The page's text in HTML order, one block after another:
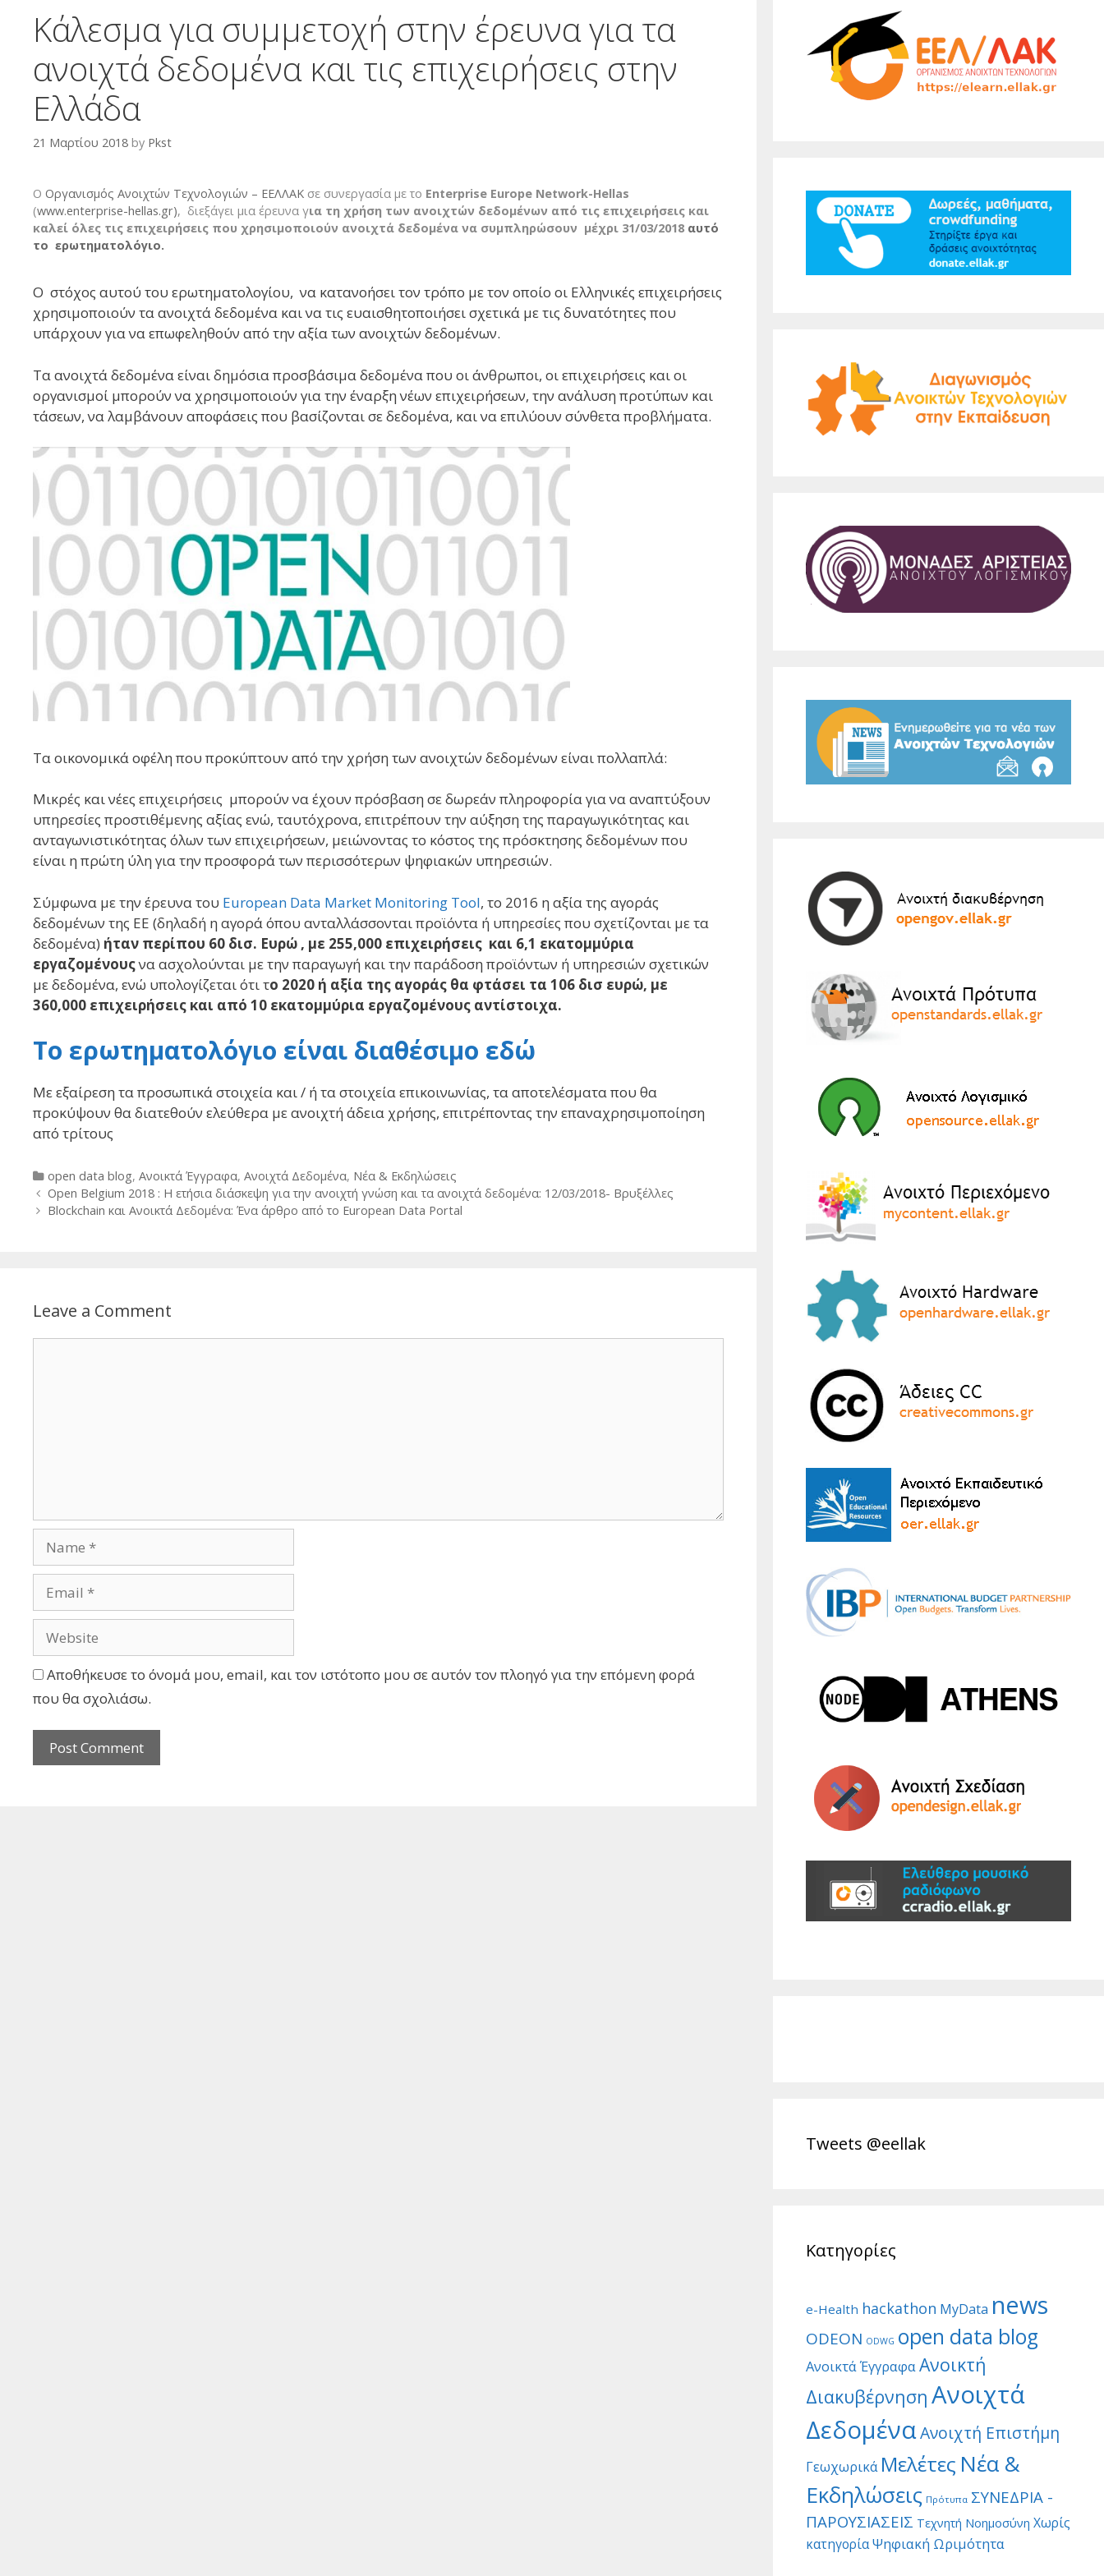
Κάλεσμα για συμμετοχή στην έρευνα για τα
ανοιχτά δεδομένα και τις επιχειρήσεις στην
Ελλάδα
21 Μαρτίου 2018 by Pkst
Ο Οργανισμός Ανοιχτών Τεχνολογιών – ΕΕΛΛΑΚ σε συνεργασία με το Enterprise Europe Network-Hellas
(www.enterprise-hellas.gr), διεξάγει μια έρευνα για τη χρήση των ανοιχτών δεδομένων από τις επιχειρήσεις και
καλεί όλες τις επιχειρήσεις που χρησιμοποιούν ανοιχτά δεδομένα να συμπληρώσουν μέχρι 31/03/2018 αυτό
το ερωτηματολόγιο.
Ο στόχος αυτού του ερωτηματολογίου, να κατανοήσει τον τρόπο με τον οποίο οι Ελληνικές επιχειρήσεις
χρησιμοποιούν τα ανοιχτά δεδομένα και να τις ευαισθητοποιήσει σχετικά με τις δυνατότητες που
υπάρχουν για να επωφεληθούν από την αξία των ανοιχτών δεδομένων.
Τα ανοιχτά δεδομένα είναι δημόσια προσβάσιμα δεδομένα που οι άνθρωποι, οι επιχειρήσεις και οι
οργανισμοί μπορούν να χρησιμοποιούν για την έναρξη νέων επιχειρήσεων, την ανάλυση προτύπων και
τάσεων, να λαμβάνουν αποφάσεις που βασίζονται σε δεδομένα, και να επιλύουν σύνθετα προβλήματα.
Tα οικονομικά οφέλη που προκύπτουν από την χρήση των ανοιχτών δεδομένων είναι πολλαπλά:
Μικρές και νέες επιχειρήσεις μπορούν να έχουν πρόσβαση σε δωρεάν πληροφορία για να αναπτύξουν
υπηρεσίες προστιθέμενης αξίας ενώ, ταυτόχρονα, επιτρέπουν την αύξηση της παραγωγικότητας και
ανταγωνιστικότητας όλων των επιχειρήσεων, μειώνοντας το κόστος της πρόσκτησης δεδομένων που
είναι η πρώτη ύλη για την προσφορά των περισσότερων ψηφιακών υπηρεσιών.
Σύμφωνα με την έρευνα του European Data Market Monitoring Tool, το 2016 η αξία της αγοράς
δεδομένων της ΕΕ (δηλαδή η αγορά όπου ανταλλάσσονται προϊόντα ή υπηρεσίες που σχετίζονται με τα
δεδομένα) ήταν περίπου 60 δισ. Ευρώ , με 255,000 επιχειρήσεις και 6,1 εκατομμύρια
εργαζομένουςνα ασχολούνται με την παραγωγή και την παράδοση προϊόντων ή υπηρεσιών σχετικών
με δεδομένα, ενώ υπολογίζεται ότι το 2020 ή αξία της αγοράς θα φτάσει τα 106 δισ ευρώ, με
360,000 επιχειρήσεις και από 10 εκατομμύρια εργαζομένους αντίστοιχα.
Το ερωτηματολόγιο είναι διαθέσιμο εδώ
Με εξαίρεση τα προσωπικά στοιχεία και / ή τα στοιχεία επικοινωνίας, τα αποτελέσματα που θα
προκύψουν θα διατεθούν ελεύθερα με ανοιχτή άδεια χρήσης, επιτρέποντας την επαναχρησιμοποίηση
από τρίτους
Categories
open data blog, Ανοικτά Έγγραφα, Ανοιχτά Δεδομένα, Νέα & Εκδηλώσεις
Post
navigation
Open Belgium 2018 : Η ετήσια διάσκεψη για την ανοιχτή γνώση και τα ανοιχτά δεδομένα: 12/03/2018- Βρυξέλλες
Blockchain και Ανοικτά Δεδομένα: Ένα άρθρο από το European Data Portal
Leave a Comment
Αποθήκευσε το όνομά μου, email, και τον ιστότοπο μου σε αυτόν τον πλοηγό για την επόμενη φορά
που θα σχολιάσω.
Tweets @eellak
Κατηγορίες
e-Health hackathon MyData news
ODEON ODWG open data blog
Ανοικτά ΈγγραφαΑνοικτή
Διακυβέρνηση Ανοιχτά
ΔεδομέναΑνοιχτή Επιστήμη
Γεωχωρικά Μελέτες Νέα &
Εκδηλώσεις Πρότυπα ΣΥΝΕΔΡΙΑ -
ΠΑΡΟΥΣΙΑΣΕΙΣ Τεχνητή Νοημοσύνη Χωρίς
κατηγορίαΨηφιακή Ωριμότητα